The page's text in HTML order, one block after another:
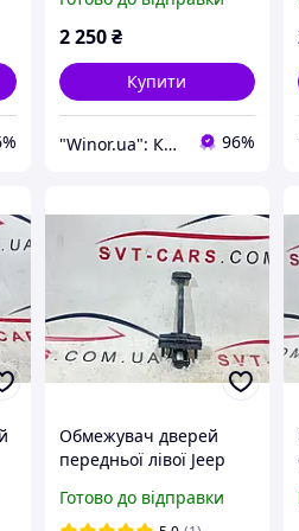
COMPASS TRAILHAWK
2017-2022 2.4
2 250 ₴
Купити
"Winor.ua": Комфортний шопінг 24/7! 96%
Обмежувач дверей
передньої лівої Jeep
68242951AA
Готово до відправки